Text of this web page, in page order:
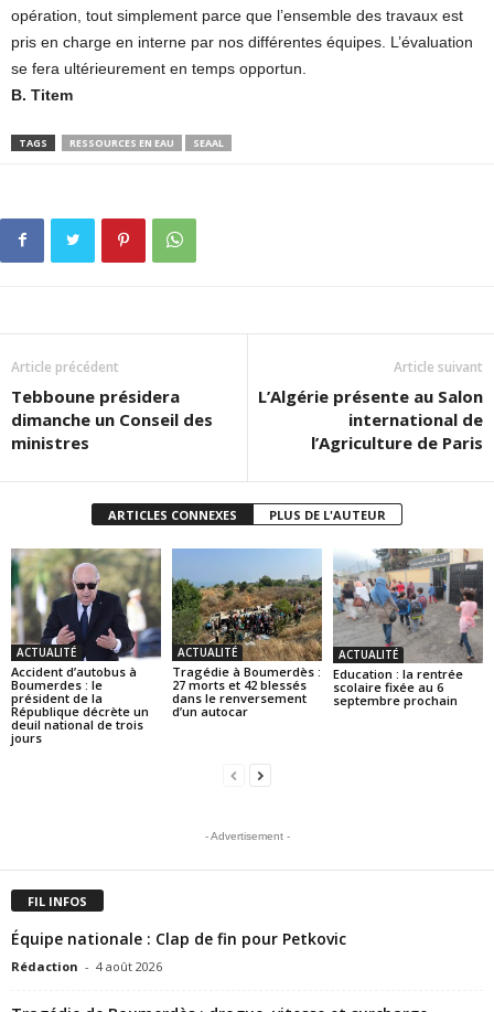
opération, tout simplement parce que l’ensemble des travaux est
pris en charge en interne par nos différentes équipes. L’évaluation
se fera ultérieurement en temps opportun.
B. Titem
TAGS RESSOURCES EN EAU SEAAL
Article précédent
Tebboune présidera
dimanche un Conseil des
ministres
Article suivant
L’Algérie présente au Salon
international de
l’Agriculture de Paris
ARTICLES CONNEXES PLUS DE L'AUTEUR
ACTUALITÉ
Accident d’autobus à
Boumerdes : le
président de la
République décrète un
deuil national de trois
jours
ACTUALITÉ
Tragédie à Boumerdès :
27 morts et 42 blessés
dans le renversement
d’un autocar
ACTUALITÉ
Education : la rentrée
scolaire fixée au 6
septembre prochain
- Advertisement -
FIL INFOS
Équipe nationale : Clap de fin pour Petkovic
Rédaction - 4 août 2026